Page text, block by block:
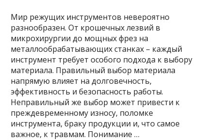
Мир режущих инструментов невероятно
разнообразен. От крошечных лезвий в
микрохирургии до мощных фрез на
металлообрабатывающих станках – каждый
инструмент требует особого подхода к выбору
материала. Правильный выбор материала
напрямую влияет на долговечность,
эффективность и безопасность работы.
Неправильный же выбор может привести к
преждевременному износу, поломке
инструмента, браку продукции и, что самое
важное, к травмам. Понимание …